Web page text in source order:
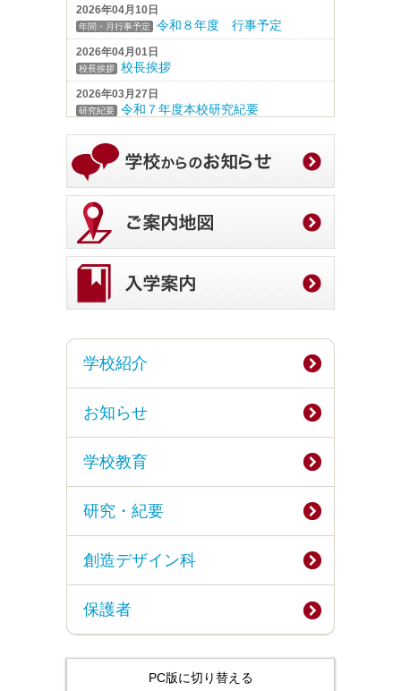
2026年04月10日
年間・月行事予定 令和８年度 行事予定
2026年04月01日
校長挨拶 校長挨拶
2026年03月27日
研究紀要 令和７年度本校研究紀要
2026年01月23日
教育研究発表会
創造デザイン成果発表会（２／
２０）について
2025年11月18日
教育研究発表会
表会の資料集を公開します
2025年10月31日
教育研究発表会
庭分野）公開授業の中止に関して
2025年09月30日
会二次案内
2025年07月14日
学校いじめ防止基本方針
2025年04月26日
部活動ガイドライン 部活動ガイドライン
2025年04月25日
2025年04月25日
配布物 学校だより①②③
学校運営計画
令和７年度（2025年度）学校運
令和７年度 行事予定（4/26
学校紹介
お知らせ
学校教育
研究・紀要
創造デザイン科
保護者